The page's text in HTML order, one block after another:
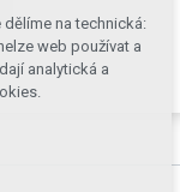
na technická:
web používat a
analytická a